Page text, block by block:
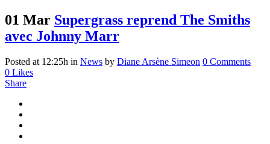
01 Mar Supergrass reprend The Smiths
avec Johnny Marr
Posted at 12:25h in News by Diane Arsène Simeon 0 Comments
0 Likes
Share